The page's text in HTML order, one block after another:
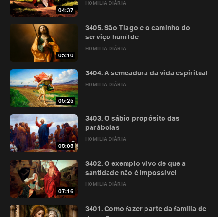
04:37
HOMILIA DIÁRIA
05:10
HOMILIA DIÁRIA
3405. São Tiago e o caminho do
serviço humilde
05:25
HOMILIA DIÁRIA
3404. A semeadura da vida espiritual
05:05
HOMILIA DIÁRIA
3403. O sábio propósito das
parábolas
07:16
HOMILIA DIÁRIA
3402. O exemplo vivo de que a
santidade não é impossível
3401. Como fazer parte da família de